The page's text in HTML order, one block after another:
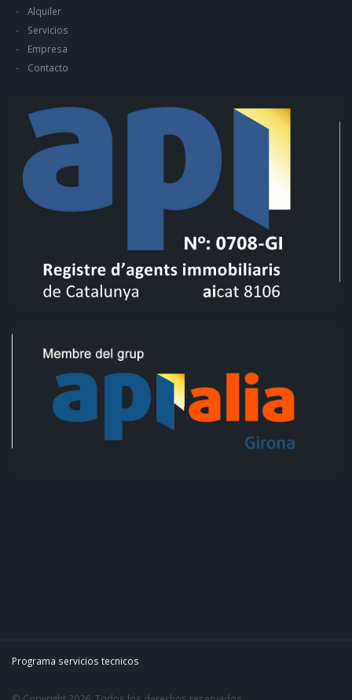
Alquiler
Servicios
Empresa
Contacto
Programa servicios tecnicos